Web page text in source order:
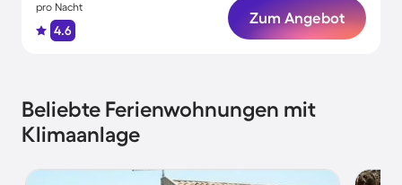
pro Nacht
4.6
Zum Angebot
Beliebte Ferienwohnungen mit
Klimaanlage